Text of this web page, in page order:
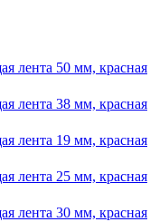
лента 50 мм, красная
лента 38 мм, красная
лента 19 мм, красная
лента 25 мм, красная
лента 30 мм, красная